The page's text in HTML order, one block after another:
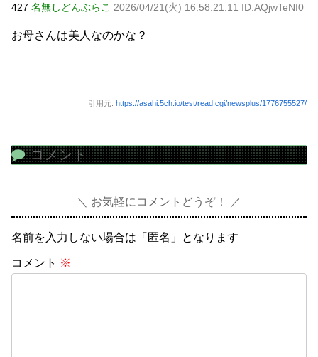
427 名無しどんぶらこ 2026/04/21(火) 16:58:21.11 ID:AQjwTeNf0
お母さんは美人なのかな？
引用元: https://asahi.5ch.io/test/read.cgi/newsplus/1776755527/
コメント
お気軽にコメントどうぞ！
名前を入力しない場合は「匿名」となります
コメント ※